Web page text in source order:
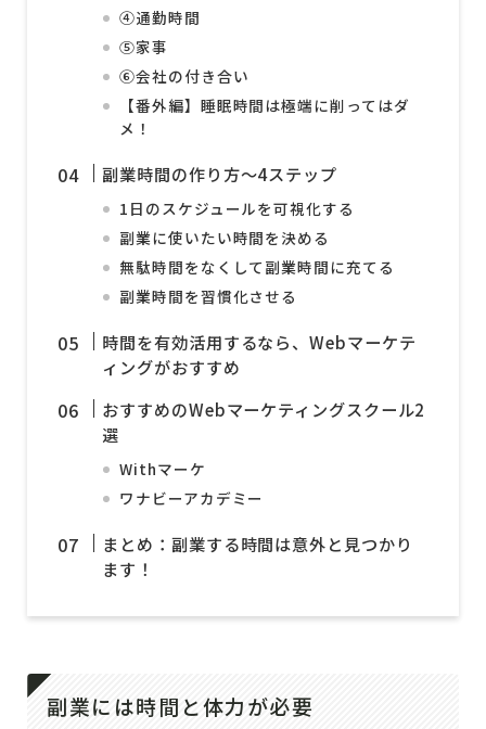
④通勤時間
⑤家事
⑥会社の付き合い
【番外編】睡眠時間は極端に削ってはダ
メ！
副業時間の作り方〜4ステップ
1日のスケジュールを可視化する
副業に使いたい時間を決める
無駄時間をなくして副業時間に充てる
副業時間を習慣化させる
時間を有効活用するなら、Webマーケテ
ィングがおすすめ
おすすめのWebマーケティングスクール2
選
Withマーケ
ワナビーアカデミー
まとめ：副業する時間は意外と見つかり
ます！
副業には時間と体力が必要